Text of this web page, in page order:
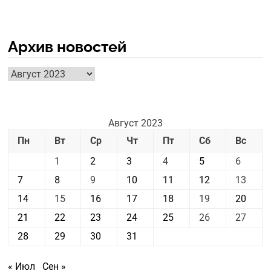
Архив новостей
Архив
новостей
Август 2023
Пн
Вт Ср Чт Пт Сб
Вс
1
2 3 4 5
6
7
8 9 10 11 12
13
14
15 16 17 18 19
20
21
22 23 24 25 26
27
28
29 30 31
« Июл Сен »